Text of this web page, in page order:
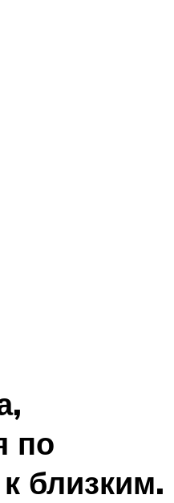
по
близким.